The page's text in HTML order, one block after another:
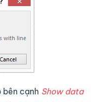
bên cạnh Show data